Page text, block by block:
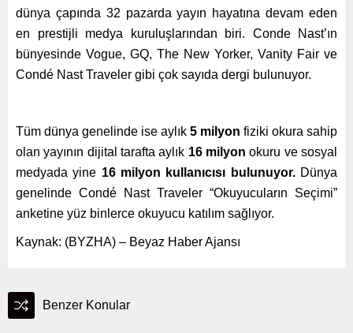
dünya çapında 32 pazarda yayın hayatına devam eden
en prestijli medya kuruluşlarından biri. Conde Nast’ın
bünyesinde Vogue, GQ, The New Yorker, Vanity Fair ve
Condé Nast Traveler gibi çok sayıda dergi bulunuyor.
Tüm dünya genelinde ise aylık 5 milyon fiziki okura sahip
olan yayının dijital tarafta aylık 16 milyon okuru ve sosyal
medyada yine 16 milyon kullanıcısı bulunuyor. Dünya
genelinde Condé Nast Traveler “Okuyucuların Seçimi”
anketine yüz binlerce okuyucu katılım sağlıyor.
Kaynak: (BYZHA) – Beyaz Haber Ajansı
Benzer Konular